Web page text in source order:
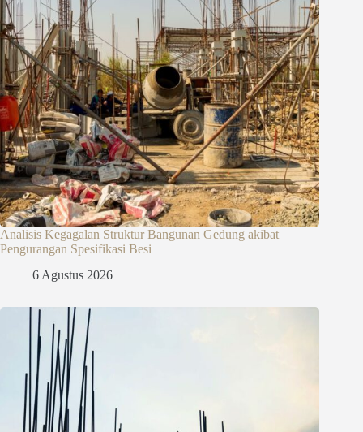
Analisis Kegagalan Struktur Bangunan Gedung akibat
Pengurangan Spesifikasi Besi
6 Agustus 2026